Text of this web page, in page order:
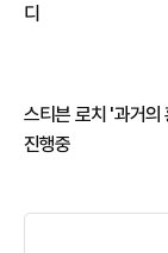
디
스티븐 로치 '과거
진행중